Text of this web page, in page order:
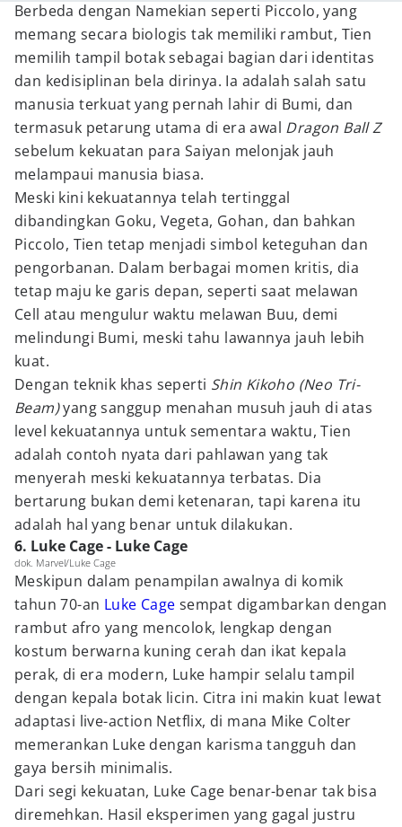
Berbeda dengan Namekian seperti Piccolo, yang
memang secara biologis tak memiliki rambut, Tien
memilih tampil botak sebagai bagian dari identitas
dan kedisiplinan bela dirinya. Ia adalah salah satu
manusia terkuat yang pernah lahir di Bumi, dan
termasuk petarung utama di era awal Dragon Ball Z
sebelum kekuatan para Saiyan melonjak jauh
melampaui manusia biasa.
Meski kini kekuatannya telah tertinggal
dibandingkan Goku, Vegeta, Gohan, dan bahkan
Piccolo, Tien tetap menjadi simbol keteguhan dan
pengorbanan. Dalam berbagai momen kritis, dia
tetap maju ke garis depan, seperti saat melawan
Cell atau mengulur waktu melawan Buu, demi
melindungi Bumi, meski tahu lawannya jauh lebih
kuat.
Dengan teknik khas seperti Shin Kikoho (Neo Tri-
Beam)yang sanggup menahan musuh jauh di atas
level kekuatannya untuk sementara waktu, Tien
adalah contoh nyata dari pahlawan yang tak
menyerah meski kekuatannya terbatas. Dia
bertarung bukan demi ketenaran, tapi karena itu
adalah hal yang benar untuk dilakukan.
6. Luke Cage - Luke Cage
dok. Marvel/Luke Cage
Meskipun dalam penampilan awalnya di komik
tahun 70-an Luke Cage sempat digambarkan dengan
rambut afro yang mencolok, lengkap dengan
kostum berwarna kuning cerah dan ikat kepala
perak, di era modern, Luke hampir selalu tampil
dengan kepala botak licin. Citra ini makin kuat lewat
adaptasi live-action Netflix, di mana Mike Colter
memerankan Luke dengan karisma tangguh dan
gaya bersih minimalis.
Dari segi kekuatan, Luke Cage benar-benar tak bisa
diremehkan. Hasil eksperimen yang gagal justru